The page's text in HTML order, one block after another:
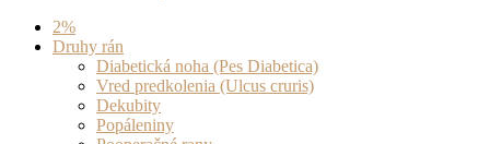
2%
Druhy rán
Diabetická noha (Pes Diabetica)
Vred predkolenia (Ulcus cruris)
Dekubity
Popáleniny